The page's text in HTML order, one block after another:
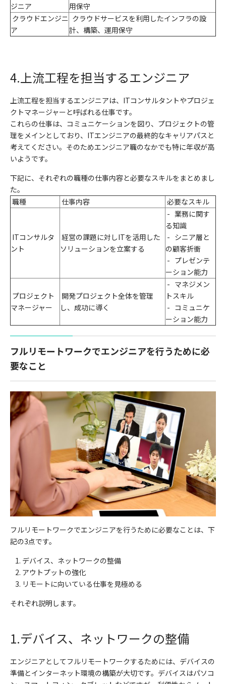
ジニア
用保守
クラウドエンジニ
ア
クラウドサービスを利用したインフラの設
計、構築、運用保守
4. 上流工程を担当するエンジニア
上流工程を担当するエンジニアは、 ITコンサルタントやプロジェ
クトマネージャーと呼ばれる仕事です。
これらの仕事は、コミュニケーションを図り、プロジェクトの管
理をメインとしており、 ITエンジニアの最終的なキャリアパスと
考えてください。そのためエンジニア職のなかでも特に年収が高
いようです。
下記に、それぞれの職種の仕事内容と必要なスキルをまとめまし
た。
職種
仕事内容 必要なスキル
ITコンサルタ
ント
経営の課題に対しITを活用した
ソリューションを立案する
- 業務に関す
る知識
- シニア層と
の顧客折衝
- プレゼンテ
ーション能力
プロジェクト
マネージャー
開発プロジェクト全体を管理
し、成功に導く
- マネジメン
トスキル
- コミュニケ
ーション能力
フルリモートワークでエンジニアを行うために必
要なこと
フルリモートワークでエンジニアを行うために必要なことは、下
記の3点です。
デバイス、ネットワークの整備
アウトプットの強化
リモートに向いている仕事を見極める
それぞれ説明します。
1.デバイス、ネットワークの整備
エンジニアとしてフルリモートワークするためには、デバイスの
準備とインターネット環境の構築が大切です。デバイスはパソコ